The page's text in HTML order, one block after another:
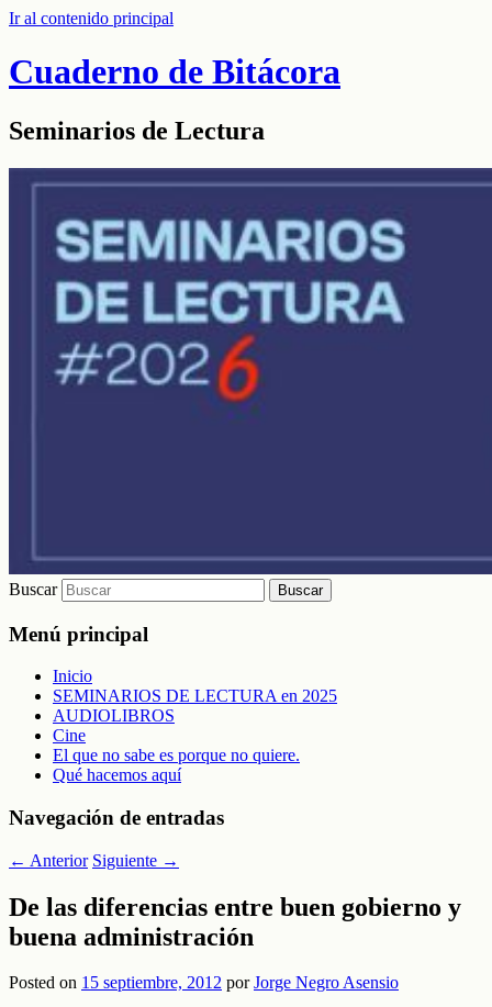
Ir al contenido principal
Cuaderno de Bitácora
Seminarios de Lectura
Buscar
Menú principal
Inicio
SEMINARIOS DE LECTURA en 2025
AUDIOLIBROS
Cine
El que no sabe es porque no quiere.
Qué hacemos aquí
Navegación de entradas
← Anterior Siguiente →
De las diferencias entre buen gobierno y
buena administración
Posted on 15 septiembre, 2012 porJorge Negro Asensio